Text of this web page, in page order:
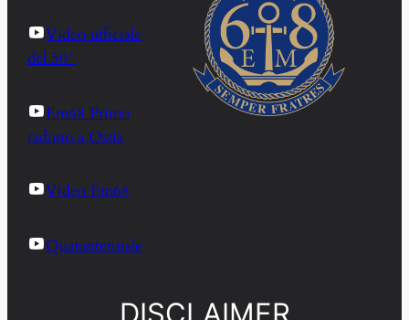
Video ufficiale
del 50°
Em68 Primo
raduno a Ostia
Video Em68
Quarantennale